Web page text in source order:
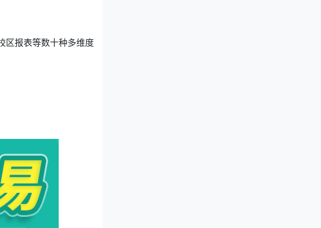
区报表等数十种多维度